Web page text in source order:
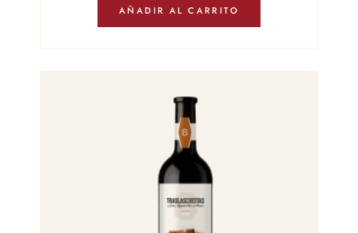
AÑADIR AL CARRITO